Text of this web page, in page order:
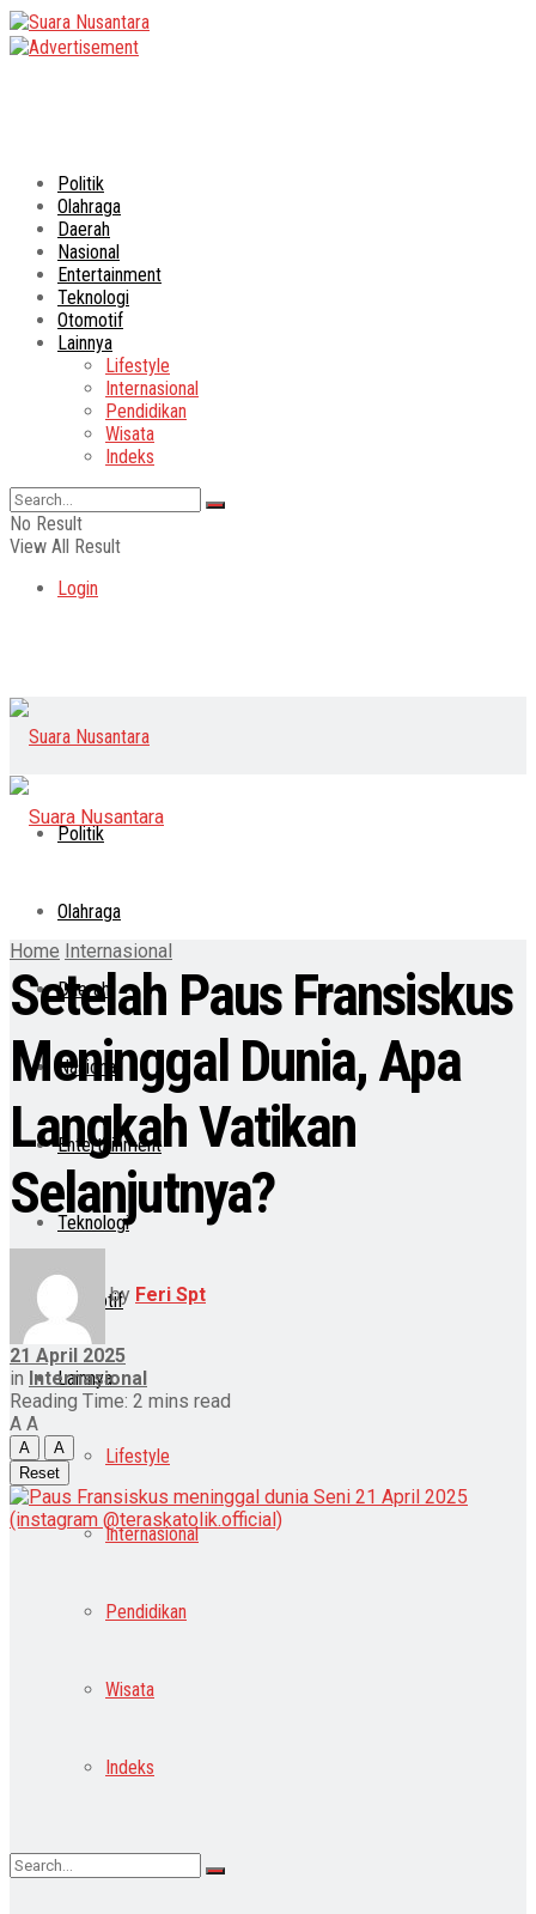
Politik
Olahraga
Daerah
Nasional
Entertainment
Teknologi
Otomotif
Lainnya
Lifestyle
Internasional
Pendidikan
Wisata
Indeks
No Result
View All Result
Login
Politik
Olahraga
Daerah
Nasional
Entertainment
Teknologi
Otomotif
Lainnya
Lifestyle
Internasional
Pendidikan
Wisata
Indeks
Home Internasional
Setelah Paus Fransiskus
Meninggal Dunia, Apa
Langkah Vatikan
Selanjutnya?
by Feri Spt
21 April 2025
in Internasional
Reading Time: 2 mins read
A A
A
A
Reset